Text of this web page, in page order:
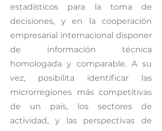
estadísticos para la toma de
decisiones, y en la cooperación
empresarial internacional disponer
de información técnica
homologada y comparable. A su
vez, posibilita identificar las
microrregiones más competitivas
de un país, los sectores de
actividad, y las perspectivas de